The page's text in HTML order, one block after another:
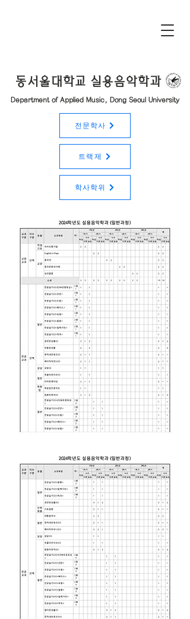
동서울대학교 실용음악학과
Department of Applied Music, Dong Seoul University
전문학사
트랙제
학사학위